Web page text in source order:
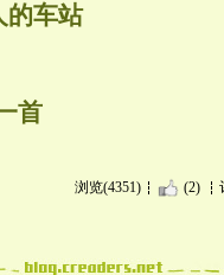
的车站
首
浏览(4351) (2)